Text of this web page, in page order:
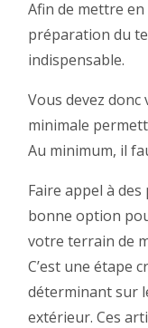
Afin de mettre en
préparation du
indispensable.
Vous devez
minimale
Au minimum, il
Faire appel à
bonne option
votre terrain de
C’est une étape
déterminant sur
extérieur. Ces